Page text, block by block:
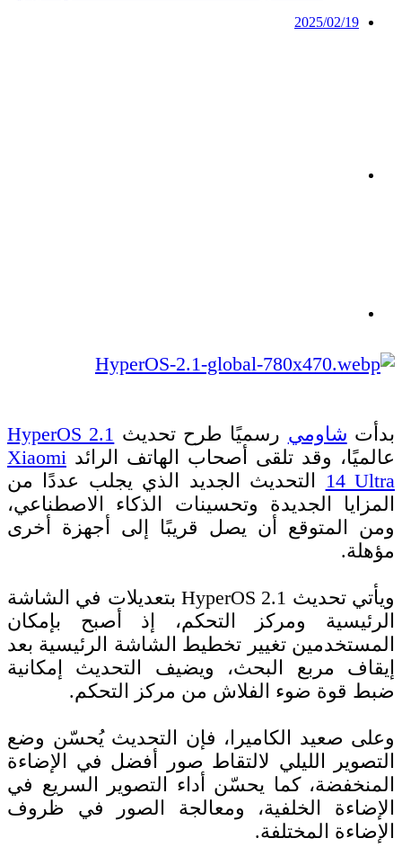
2025/02/19
بدأت شاومي رسميًا طرح تحديث HyperOS 2.1
عالميًا، وقد تلقى أصحاب الهاتف الرائد Xiaomi
14 Ultra التحديث الجديد الذي يجلب عددًا من
المزايا الجديدة وتحسينات الذكاء الاصطناعي،
ومن المتوقع أن يصل قريبًا إلى أجهزة أخرى
مؤهلة.
ويأتي تحديث HyperOS 2.1 بتعديلات في الشاشة
الرئيسية ومركز التحكم، إذ أصبح بإمكان
المستخدمين تغيير تخطيط الشاشة الرئيسية بعد
إيقاف مربع البحث، ويضيف التحديث إمكانية
ضبط قوة ضوء الفلاش من مركز التحكم.
وعلى صعيد الكاميرا، فإن التحديث يُحسّن وضع
التصوير الليلي لالتقاط صور أفضل في الإضاءة
المنخفضة، كما يحسّن أداء التصوير السريع في
الإضاءة الخلفية، ومعالجة الصور في ظروف
الإضاءة المختلفة.